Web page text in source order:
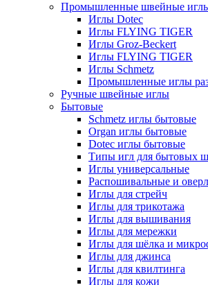
Промышленные швейные
Иглы Dotec
Иглы FLYING TIGER
Иглы Groz-Beckert
Иглы FLYING TIGER
Иглы Schmetz
Промышленные иглы
Ручные швейные иглы
Бытовые
Schmetz иглы бытовые
Organ иглы бытовые
Dotec иглы бытовые
Типы игл для бытовых
Иглы универсальные
Распошивальные и
Иглы для стрейч
Иглы для трикотажа
Иглы для вышивания
Иглы для мережки
Иглы для шёлка и
Иглы для джинса
Иглы для квилтинга
Иглы для кожи